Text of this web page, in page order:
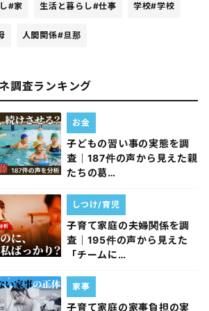
#家 生活と暮らし#仕事 学校#学校
人間関係#旦那
調査ランキング
子どもの習い事の実態を調
査｜187件の声から見えた親
たちの葛…
お金
子育て家庭の夫婦関係を調
査｜195件の声から見えた
「チームに…
しつけ/育児
子育て家庭の家事負担の実
家事